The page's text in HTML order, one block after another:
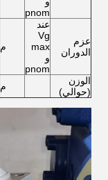
pnom
عزم
الدوران
عند
Vg
max
و
pnom
م
الوزن
(حوالي)
م